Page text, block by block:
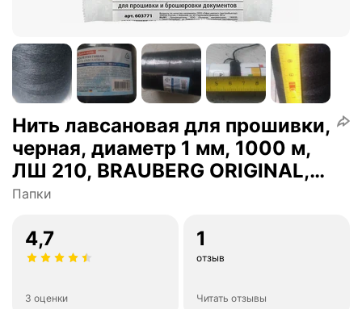
Нить лавсановая для прошивки,
черная, диаметр 1 мм, 1000 м,
ЛШ 210, BRAUBERG ORIGINAL,
608924
Папки
4,7
3 оценки
1
отзыв
Читать отзывы